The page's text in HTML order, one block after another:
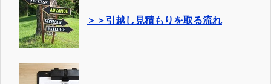
＞＞引越し見積もりを取る流れ